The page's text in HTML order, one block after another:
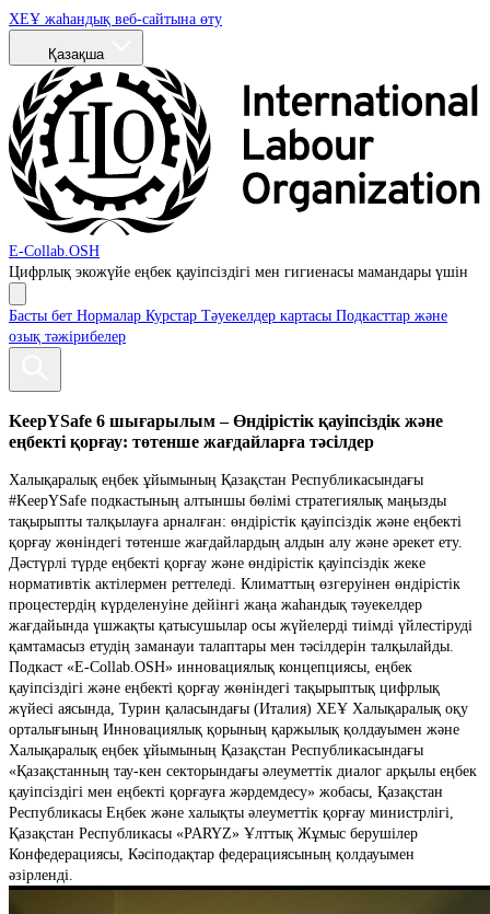
ХЕҰ жаһандық веб-сайтына өту
Қазақша
E-Collab.OSH
Цифрлық экожүйе еңбек қауіпсіздігі мен гигиенасы мамандары үшін
Басты бет Нормалар Курстар Тәуекелдер картасы Подкасттар және
озық тәжірибелер
KeepYSafe 6 шығарылым – Өндірістік қауіпсіздік және
еңбекті қорғау: төтенше жағдайларға тәсілдер
Халықаралық еңбек ұйымының Қазақстан Республикасындағы
#KeepYSafe подкастының алтыншы бөлімі стратегиялық маңызды
тақырыпты талқылауға арналған: өндірістік қауіпсіздік және еңбекті
қорғау жөніндегі төтенше жағдайлардың алдын алу және әрекет ету.
Дәстүрлі түрде еңбекті қорғау және өндірістік қауіпсіздік жеке
нормативтік актілермен реттеледі. Климаттың өзгеруінен өндірістік
процестердің күрделенуіне дейінгі жаңа жаһандық тәуекелдер
жағдайында үшжақты қатысушылар осы жүйелерді тиімді үйлестіруді
қамтамасыз етудің заманауи талаптары мен тәсілдерін талқылайды.
Подкаст «E-Collab.OSH» инновациялық концепциясы, еңбек
қауіпсіздігі және еңбекті қорғау жөніндегі тақырыптық цифрлық
жүйесі аясында, Турин қаласындағы (Италия) ХЕҰ Халықаралық оқу
орталығының Инновациялық қорының қаржылық қолдауымен және
Халықаралық еңбек ұйымының Қазақстан Республикасындағы
«Қазақстанның тау-кен секторындағы әлеуметтік диалог арқылы еңбек
қауіпсіздігі мен еңбекті қорғауға жәрдемдесу» жобасы, Қазақстан
Республикасы Еңбек және халықты әлеуметтік қорғау министрлігі,
Қазақстан Республикасы «PARYZ» Ұлттық Жұмыс берушілер
Конфедерациясы, Кәсіподақтар федерациясының қолдауымен
әзірленді.